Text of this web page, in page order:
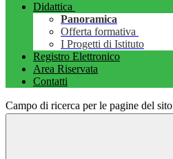
Didattica
Panoramica
Offerta formativa
I Progetti di Istituto
Registro Elettronico
Area Riservata
Contatti
Campo di ricerca per le pagine del sito